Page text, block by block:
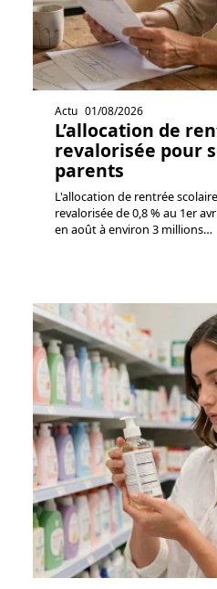
Actu 01/08/2026
L’allocation de
revalorisée pour
parents
L'allocation de rentrée
revalorisée de 0,8 % au 1er
en août à environ 3 millions…